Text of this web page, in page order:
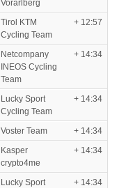
Vorarlberg
Tirol KTM
Cycling Team
+ 12:57
Netcompany
INEOS Cycling
Team
+ 14:34
Lucky Sport
Cycling Team
+ 14:34
Voster Team
+ 14:34
Kasper
crypto4me
+ 14:34
Lucky Sport
+ 14:34